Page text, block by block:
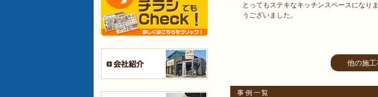
とってもステキなキッチンスペースになり
うございました。
他の施
事例一覧